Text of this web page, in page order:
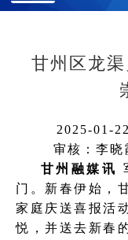
甘州区龙
2025-01-
审核：李晓
甘州融媒讯
门。新春伊始，
家庭庆送喜报活
悦，并送去新春